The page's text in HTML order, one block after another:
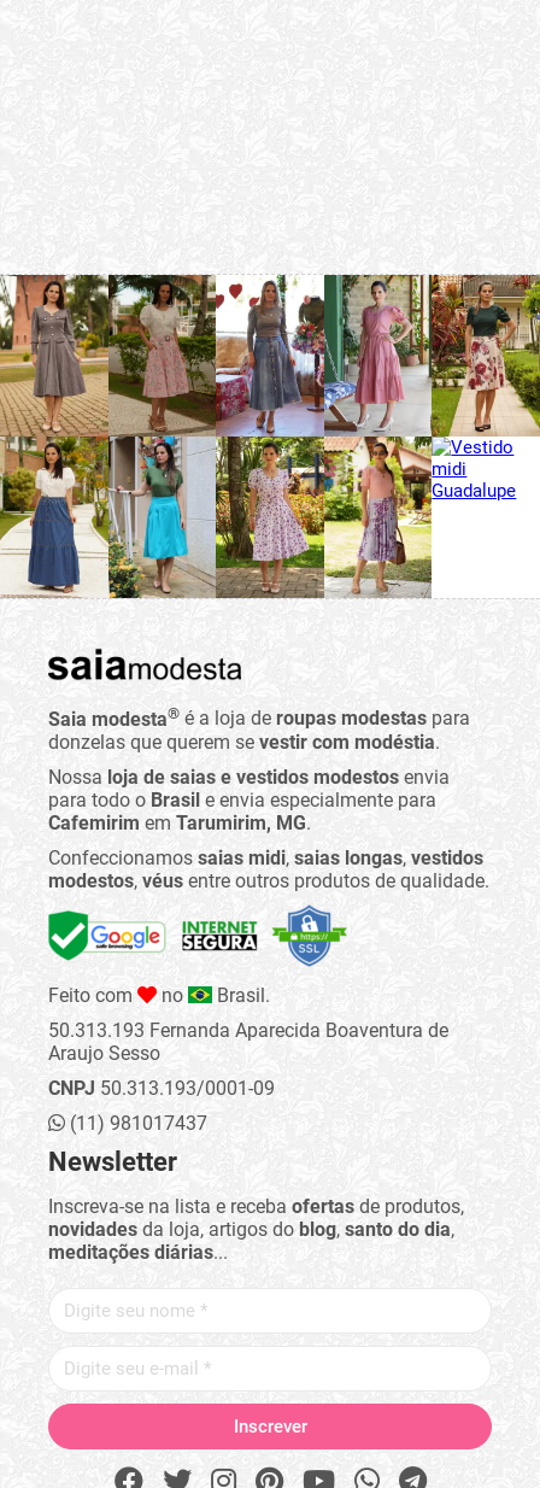
Saia modesta® é a loja de roupas modestas para
donzelas que querem se vestir com modéstia.
Nossa loja de saias e vestidos modestos envia
para todo o Brasil e envia especialmente para
Cafemirim em Tarumirim, MG.
Confeccionamos saias midi, saias longas, vestidos
modestos, véus entre outros produtos de qualidade.
Feito com no
Brasil.
50.313.193 Fernanda Aparecida Boaventura de
Araujo Sesso
CNPJ 50.313.193/0001-09
(11) 981017437
Newsletter
Inscreva-se na lista e receba ofertas de produtos,
novidades da loja, artigos do blog, santo do dia,
meditações diárias...